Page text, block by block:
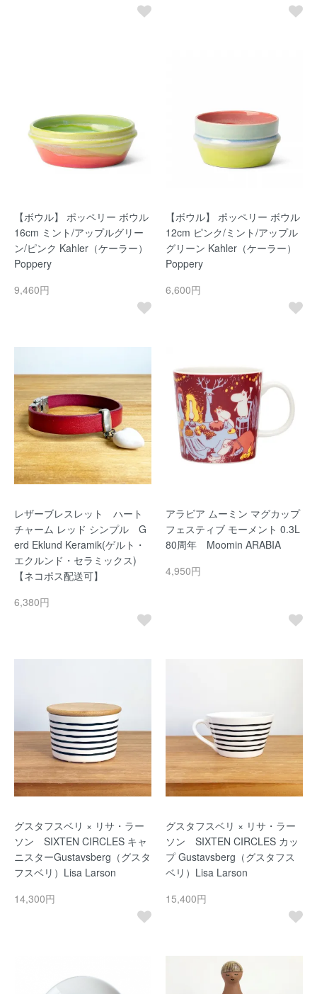
【ボウル】 ポッペリー ボウル
16cm ミント/アップルグリー
ン/ピンク Kahler（ケーラー）
Poppery
9,460円
【ボウル】 ポッペリー ボウル
12cm ピンク/ミント/アップル
グリーン Kahler（ケーラー）
Poppery
6,600円
レザーブレスレット ハート
チャーム レッド シンプル G
erd Eklund Keramik(ゲルト・
エクルンド・セラミックス)
【ネコポス配送可】
6,380円
アラビア ムーミン マグカップ
フェスティブ モーメント 0.3L
80周年 Moomin ARABIA
4,950円
グスタフスベリ × リサ・ラー
ソン SIXTEN CIRCLES キャ
ニスターGustavsberg（グスタ
フスベリ）Lisa Larson
14,300円
グスタフスベリ × リサ・ラー
ソン SIXTEN CIRCLES カッ
プ Gustavsberg（グスタフス
ベリ）Lisa Larson
15,400円